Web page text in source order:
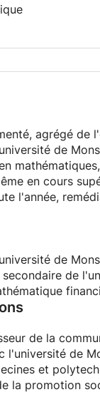
agrégé de
de
en cours
l'année,
de
de
de la
l'université de
et
la promotion